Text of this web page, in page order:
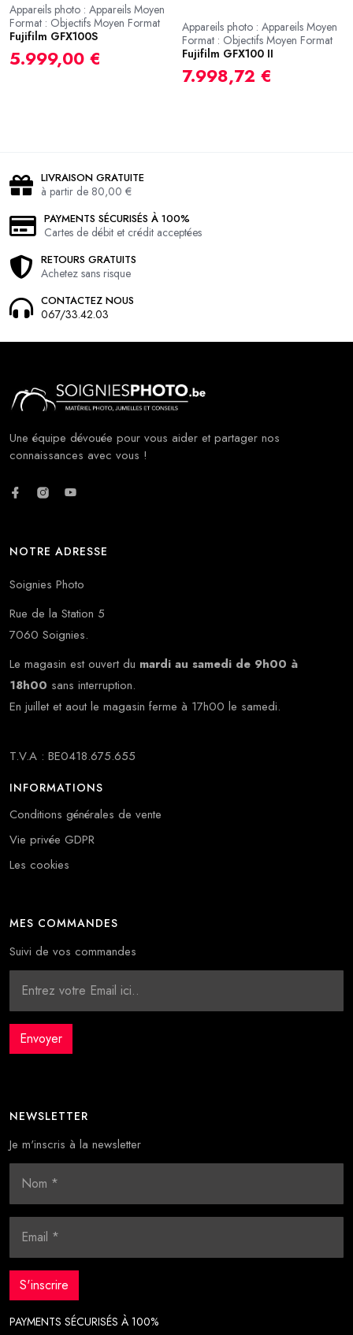
Appareils photo : Appareils Moyen
Format : Objectifs Moyen Format
Fujifilm GFX100S
5.999,00 €
Appareils photo : Appareils Moyen
Format : Objectifs Moyen Format
Fujifilm GFX100 II
7.998,72 €
LIVRAISON GRATUITE
à partir de 80,00 €
PAYMENTS SÉCURISÉS À 100%
Cartes de débit et crédit acceptées
RETOURS GRATUITS
Achetez sans risque
CONTACTEZ NOUS
067/33.42.03
Une équipe dévouée pour vous aider et partager nos
connaissances avec vous !
NOTRE ADRESSE
Soignies Photo
Rue de la Station 5
7060 Soignies.
Le magasin est ouvert du mardi au samedi de 9h00 à
18h00 sans interruption.
En juillet et aout le magasin ferme à 17h00 le samedi.
T.V.A : BE0418.675.655
INFORMATIONS
Conditions générales de vente
Vie privée GDPR
Les cookies
MES COMMANDES
Suivi de vos commandes
NEWSLETTER
Je m'inscris à la newsletter
PAYMENTS SÉCURISÉS À 100%